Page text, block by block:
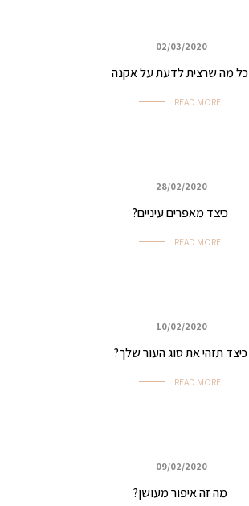
02/03/2020
כל מה שרצית לדעת על אקנה
READ MORE
28/02/2020
כיצד מאפרים עיניים?
READ MORE
10/02/2020
כיצד תזהי את סוג העור שלך?
READ MORE
09/02/2020
מה זה איפור מעושן?